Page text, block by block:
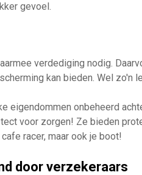
gevoel.
verdediging nodig.
kan bieden. Wel zo'n
eigendommen onbeheerd
voor zorgen! Ze bieden
racer, maar ook je boot!
door verzekeraars